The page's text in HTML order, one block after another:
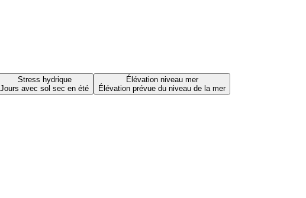
Stress hydrique
Jours avec sol sec en été
Élévation niveau mer
Élévation prévue du niveau de la mer